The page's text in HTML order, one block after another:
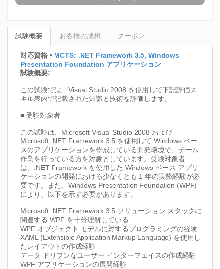
試験概要 お客様の感想 クーポン
対応資格 • MCTS: .NET Framework 3.5, Windows
Presentation Foundation アプリケーション
試験概要:
この試験では、Visual Studio 2008 を使用して下記評価ス
キル表内で記載された知識と技術を評価します。
■ 受験対象者
この試験は、Microsoft Visual Studio 2008 および
Microsoft .NET Framework 3.5 を使用して Windows ベー
スのアプリケーションを作成している開発環境で、チーム
作業を行っている方を対象としています。受験対象者
は、.NET Framework を使用した Windows ベース アプリ
ケーションの開発における少なくとも 1 年の実務経験が必
要です。また、Windows Presentation Foundation (WPF)
により、以下を示す必要があります。
Microsoft .NET Framework 3.5 ソリューション スタックに
関連する WPF を十分理解している
WPF オブジェクト モデルに対するプログラミングの経験
XAML (Extensible Application Markup Language) を使用し
たレイアウトの作成経験
データ ドリブンなユーザー インターフェイスの作成経験
WPF アプリケーションの展開経験